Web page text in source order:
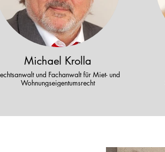
Michael Krolla
und Fachanwalt für Miet- und
Wohnungseigentumsrecht